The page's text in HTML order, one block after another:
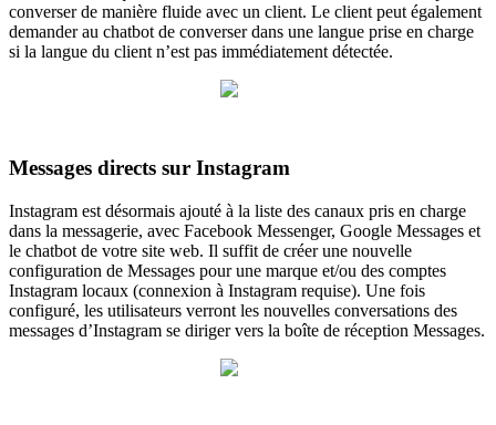
converser de manière fluide avec un client. Le client peut également
demander au chatbot de converser dans une langue prise en charge
si la langue du client n’est pas immédiatement détectée.
Messages directs sur Instagram
Instagram est désormais ajouté à la liste des canaux pris en charge
dans la messagerie, avec Facebook Messenger, Google Messages et
le chatbot de votre site web. Il suffit de créer une nouvelle
configuration de Messages pour une marque et/ou des comptes
Instagram locaux (connexion à Instagram requise). Une fois
configuré, les utilisateurs verront les nouvelles conversations des
messages d’Instagram se diriger vers la boîte de réception Messages.